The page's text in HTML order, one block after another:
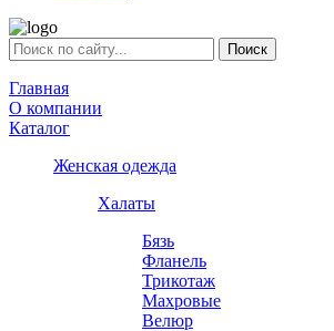
Главная
О компании
Каталог
Женская одежда
Халаты
Бязь
Фланель
Трикотаж
Махровые
Велюр